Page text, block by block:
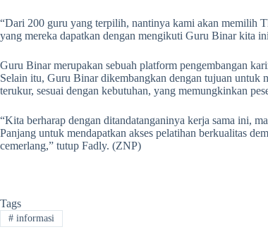
“Dari 200 guru yang terpilih, nantinya kami akan memilih
yang mereka dapatkan dengan mengikuti Guru Binar kita
Guru Binar merupakan sebuah platform pengembangan
Selain itu, Guru Binar dikembangkan dengan tujuan untuk
terukur, sesuai dengan kebutuhan, yang memungkinkan
“Kita berharap dengan ditandatanganinya kerja sama ini,
Panjang untuk mendapatkan akses pelatihan berkualitas
cemerlang,” tutup Fadly. (ZNP)
Tags
#informasi